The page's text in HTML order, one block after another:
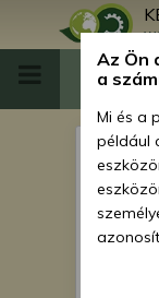
N249
Az Ön
a
Mi és a
például